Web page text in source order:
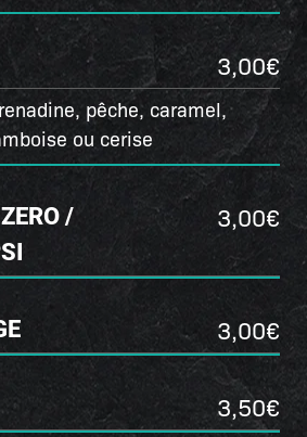
3,00€
pêche, caramel,
ou cerise
/
3,00€
3,00€
3,50€